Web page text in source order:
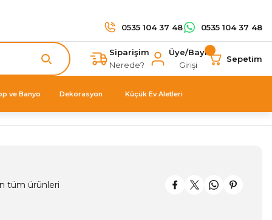
0535 104 37 48 0535 104 37 48
Siparişim
Nerede?
Üye/Bayi
Girişi
Sepetim
ve Banyo Dekorasyon Küçük Ev Aletleri
tüm ürünleri